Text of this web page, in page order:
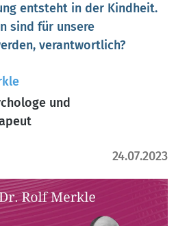
entsteht in der Kindheit.
sind für unsere
verantwortlich?
und
24.07.2023